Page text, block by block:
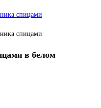
в белом